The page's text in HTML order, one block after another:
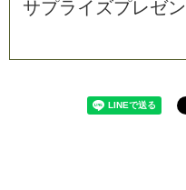
サプラ イ ズプレゼン